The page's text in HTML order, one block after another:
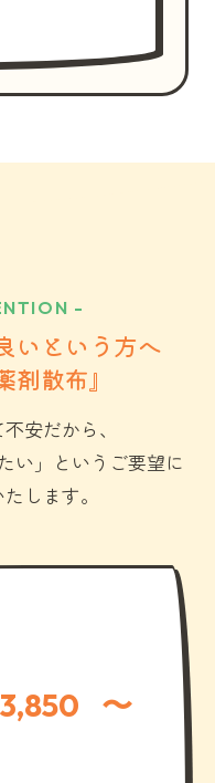
-
いという方へ
散布』
安だから、
」 というご要望に
します。
〜